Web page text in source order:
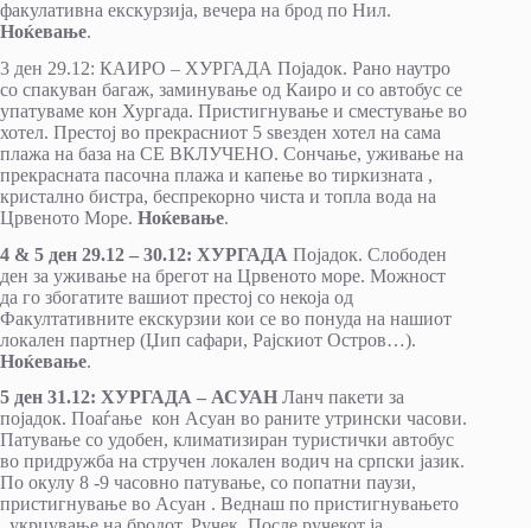
факулативна екскурзија, вечера на брод по Нил.
Ноќевање.
3 ден 29.12: КАИРО – ХУРГАДА Појадок. Рано наутро
со спакуван багаж, заминување од Каиро и со автобус се
упатуваме кон Хургада. Пристигнување и сместување во
хотел. Престој во прекрасниот 5 ѕвезден хотел на сама
плажа на база на СЕ ВКЛУЧЕНО. Сончање, уживање на
прекрасната пасочна плажа и капење во тиркизната ,
кристално бистра, беспрекорно чиста и топла вода на
Црвеното Море. Ноќевање.
4 & 5 ден 29.12 – 30.12: ХУРГАДА Појадок. Слободен
ден за уживање на брегот на Црвеното море. Можност
да го збогатите вашиот престој со некоја од
Факултативните екскурзии кои се во понуда на нашиот
локален партнер (Џип сафари, Рајскиот Остров…).
Ноќевање.
5 ден 31.12: ХУРГАДА – АСУАН Ланч пакети за
појадок. Поаѓање кон Асуан во раните утрински часови.
Патување со удобен, климатизиран туристички автобус
во придружба на стручен локален водич на српски јазик.
По окулу 8 -9 часовно патување, со попатни паузи,
пристигнување во Асуан . Веднаш по пристигнувањето